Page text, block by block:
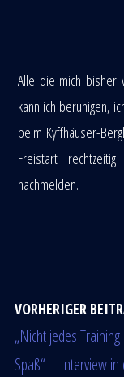
Alle die mich bisher
kann ich beruhigen,
beim Kyffhäuser-
Freistart
nachmelden.
VORHERIGER
„Nicht jedes
Spaß“ – Interview in